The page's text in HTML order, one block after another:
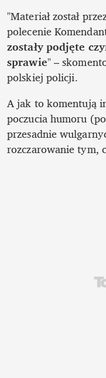
"Materiał został
zostały podjęte
sprawie" –
polskiej policji.
A jak to komentują
poczucia humoru
przesadnie
rozczarowanie tym,